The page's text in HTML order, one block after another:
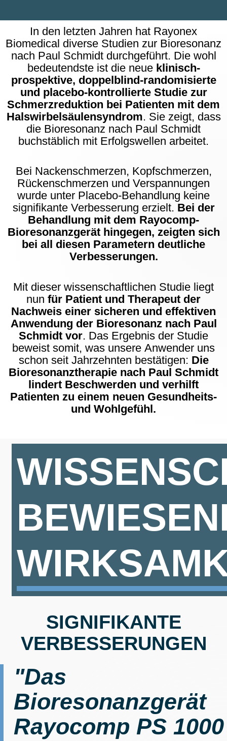
In den letzten Jahren hat Rayonex
Biomedical diverse Studien zur Bioresonanz
nach Paul Schmidt durchgeführt. Die wohl
bedeutendste ist die neue klinisch-
prospektive, doppelblind-randomisierte
und placebo-kontrollierte Studie zur
Schmerzreduktion bei Patienten mit dem
Halswirbelsäulensyndrom. Sie zeigt, dass
die Bioresonanz nach Paul Schmidt
buchstäblich mit Erfolgswellen arbeitet.
Bei Nackenschmerzen, Kopfschmerzen,
Rückenschmerzen und Verspannungen
wurde unter Placebo-Behandlung keine
signifikante Verbesserung erzielt. Bei der
Behandlung mit dem Rayocomp-
Bioresonanzgerät hingegen, zeigten sich
bei all diesen Parametern deutliche
Verbesserungen.
Mit dieser wissenschaftlichen Studie liegt
nun für Patient und Therapeut der
Nachweis einer sicheren und effektiven
Anwendung der Bioresonanz nach Paul
Schmidt vor. Das Ergebnis der Studie
beweist somit, was unsere Anwender uns
schon seit Jahrzehnten bestätigen: Die
Bioresonanztherapie nach Paul Schmidt
lindert Beschwerden und verhilft
Patienten zu einem neuen Gesundheits-
und Wohlgefühl.
SIGNIFIKANTE
VERBESSERUNGEN
"Das
Bioresonanzgerät
Rayocomp PS 1000